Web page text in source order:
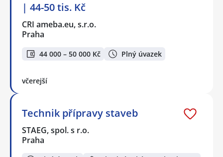
| 44-50 tis. Kč
CRI ameba.eu, s.r.o.
Praha
44 000 – 50 000 Kč Plný úvazek
včerejší
Technik přípravy staveb
STAEG, spol. s r.o.
Praha